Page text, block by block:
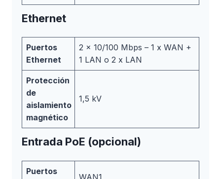
Ethernet
Puertos
Ethernet
2 x 10/100 Mbps – 1 x WAN +
1 LAN o 2 x LAN
Protección
de
aislamiento
magnético
1,5 kV
Entrada PoE (opcional)
Puertos
WAN1